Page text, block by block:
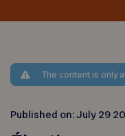
The content is only
Published on:July 29